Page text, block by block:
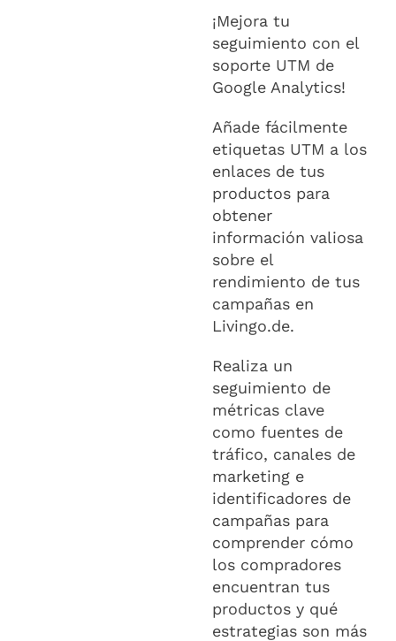
¡Mejora tu
seguimiento con el
soporte UTM de
Google Analytics!
Añade fácilmente
etiquetas UTM a los
enlaces de tus
productos para
obtener
información valiosa
sobre el
rendimiento de tus
campañas en
Livingo.de.
Realiza un
seguimiento de
métricas clave
como fuentes de
tráfico, canales de
marketing e
identificadores de
campañas para
comprender cómo
los compradores
encuentran tus
productos y qué
estrategias son más